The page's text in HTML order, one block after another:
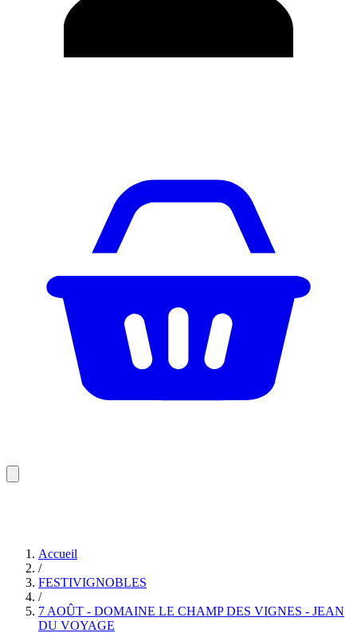
Accueil
/
FESTIVIGNOBLES
/
7 AOÛT - DOMAINE LE CHAMP DES VIGNES - JEAN
DU VOYAGE